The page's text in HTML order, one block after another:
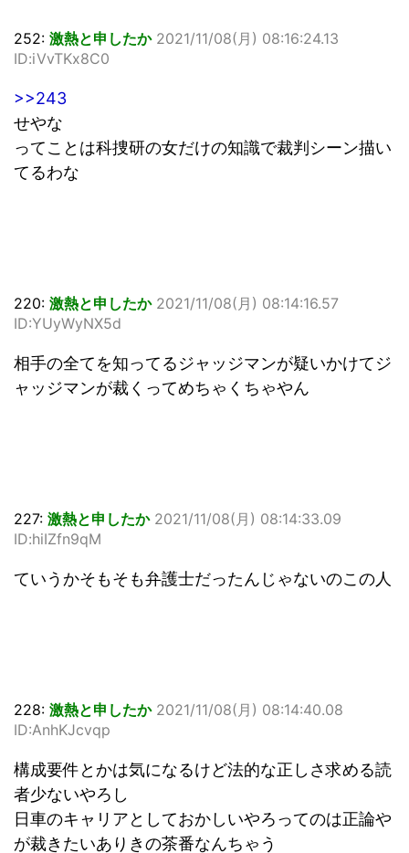
252: 激熱と申したか 2021/11/08(月) 08:16:24.13
ID:iVvTKx8C0
>>243
せやな
ってことは科捜研の女だけの知識で裁判シーン描い
てるわな
220: 激熱と申したか 2021/11/08(月) 08:14:16.57
ID:YUyWyNX5d
相手の全てを知ってるジャッジマンが疑いかけてジ
ャッジマンが裁くってめちゃくちゃやん
227: 激熱と申したか 2021/11/08(月) 08:14:33.09
ID:hiIZfn9qM
ていうかそもそも弁護士だったんじゃないのこの人
228: 激熱と申したか 2021/11/08(月) 08:14:40.08
ID:AnhKJcvqp
構成要件とかは気になるけど法的な正しさ求める読
者少ないやろし
日車のキャリアとしておかしいやろってのは正論や
が裁きたいありきの茶番なんちゃう